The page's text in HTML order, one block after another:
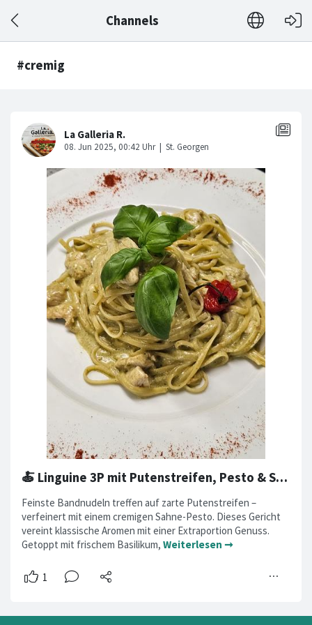
Channels
#cremig
🍝 Linguine 3P mit Putenstreifen, Pesto & Sahne 🌿
Feinste Bandnudeln treffen auf zarte Putenstreifen –
verfeinert mit einem cremigen Sahne-Pesto. Dieses Gericht
vereint klassische Aromen mit einer Extraportion Genuss.
Getoppt mit frischem Basilikum, Weiterlesen ➞